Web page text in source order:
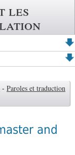
les
- Paroles et traduction
and